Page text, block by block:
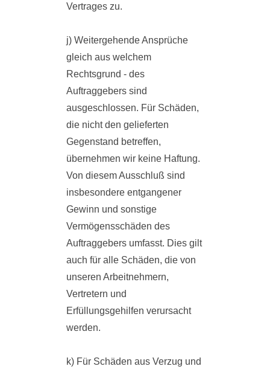
Vertrages zu.
j) Weitergehende Ansprüche
gleich aus welchem
Rechtsgrund - des
Auftraggebers sind
ausgeschlossen. Für Schäden,
die nicht den gelieferten
Gegenstand betreffen,
übernehmen wir keine Haftung.
Von diesem Ausschluß sind
insbesondere entgangener
Gewinn und sonstige
Vermögensschäden des
Auftraggebers umfasst. Dies gilt
auch für alle Schäden, die von
unseren Arbeitnehmern,
Vertretern und
Erfüllungsgehilfen verursacht
werden.
k) Für Schäden aus Verzug und